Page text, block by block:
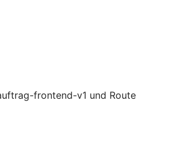
frontend-v1 und Route